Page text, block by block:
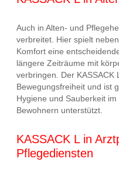
Auch in Alten- und
verbreitet. Hier spielt
Komfort eine
längere Zeiträume mit
verbringen. Der KASSACK
Bewegungsfreiheit und ist
Hygiene und Sauberkeit
Bewohnern unterstützt.
KASSACK L in
Pflegediensten